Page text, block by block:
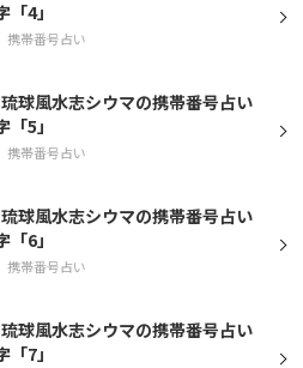
4」
携帯番号占い
琉球風水志シウマの携帯番号占い
5」
携帯番号占い
琉球風水志シウマの携帯番号占い
6」
携帯番号占い
琉球風水志シウマの携帯番号占い
7」